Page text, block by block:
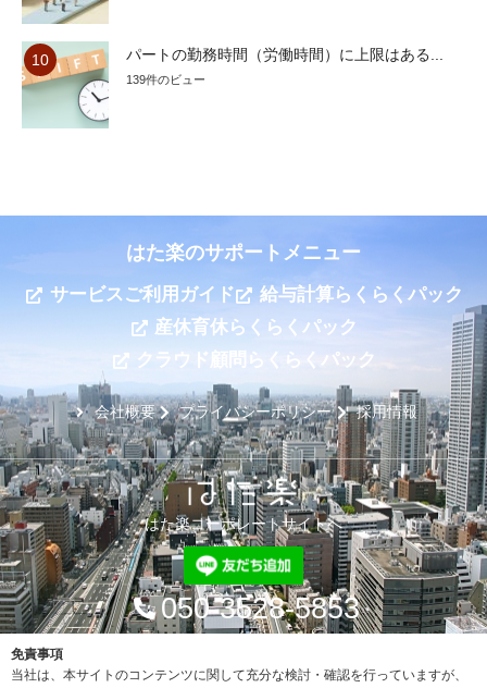
パートの勤務時間（労働時間）に上限はある...
139件のビュー
はた楽のサポートメニュー
サービスご利用ガイド
給与計算らくらくパック
産休育休らくらくパック
クラウド顧問らくらくパック
会社概要 プライバシーポリシー 採用情報
はた楽コーポレートサイトへ
050-3528-5853
免責事項
当社は、本サイトのコンテンツに関して充分な検討・確認を行っていますが、